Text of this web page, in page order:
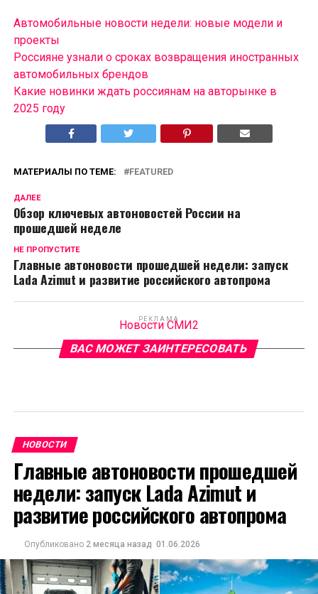
Автомобильные новости недели: новые модели и
проекты
Россияне узнали о сроках возвращения иностранных
автомобильных брендов
Какие новинки ждать россиянам на авторынке в
2025 году
МАТЕРИАЛЫ ПО ТЕМЕ: FEATURED
ДАЛЕЕ
Обзор ключевых автоновостей России на
прошедшей неделе
НЕ ПРОПУСТИТЕ
Главные автоновости прошедшей недели: запуск
Lada Azimut и развитие российского автопрома
РЕКЛАМА
Новости СМИ2
ВАС МОЖЕТ ЗАИНТЕРЕСОВАТЬ
НОВОСТИ
Главные автоновости прошедшей
недели: запуск Lada Azimut и
развитие российского автопрома
Опубликовано 2 месяца назад 01.06.2026